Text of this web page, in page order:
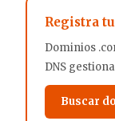
Registra
Dominios
DNS
Buscar